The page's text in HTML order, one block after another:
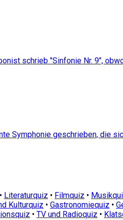
schrieb "Sinfonie Nr. 9",
Symphonie geschrieben, die
• Literaturquiz • Filmquiz •
Kulturquiz • Gastronomiequiz •
• TV und Radioquiz •